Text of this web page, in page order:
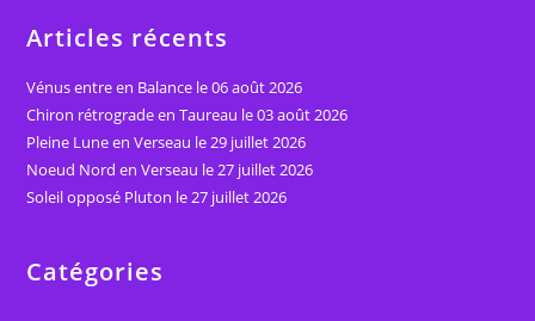
Articles récents
Vénus entre en Balance le 06 août 2026
Chiron rétrograde en Taureau le 03 août 2026
Pleine Lune en Verseau le 29 juillet 2026
Noeud Nord en Verseau le 27 juillet 2026
Soleil opposé Pluton le 27 juillet 2026
Catégories